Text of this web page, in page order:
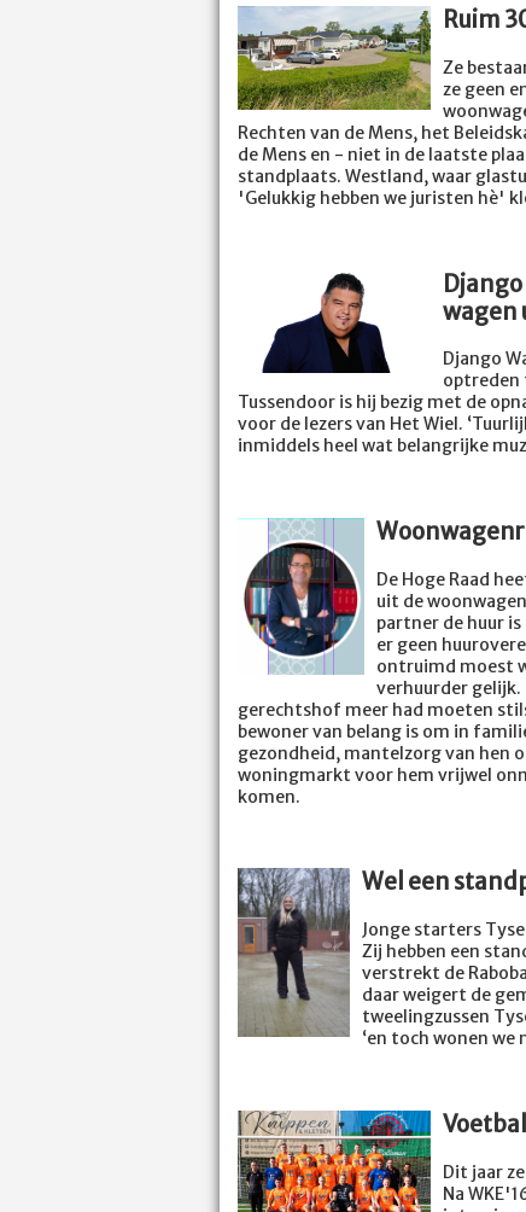
Ruim
Ze
ze geen
Rechten van de Mens, het
de Mens en - niet in de laatste
standplaats. Westland, waar
'Gelukkig hebben we juristen hè'
wagen
Django
optreden
Tussendoor is hij bezig met de
voor de lezers van Het Wiel.
inmiddels heel wat belangrijke
De Hoge Raad
uit de
partner de huur
er geen
ontruimd moest
verhuurder gelijk.
gerechtshof meer had moeten
bewoner van belang is om in
gezondheid, mantelzorg van hen
woningmarkt voor hem vrijwel
komen.
Wel een
Jonge starters
Zij hebben een
verstrekt de
daar weigert de
tweelingzussen
‘en toch wonen we
Dit jaar
Na